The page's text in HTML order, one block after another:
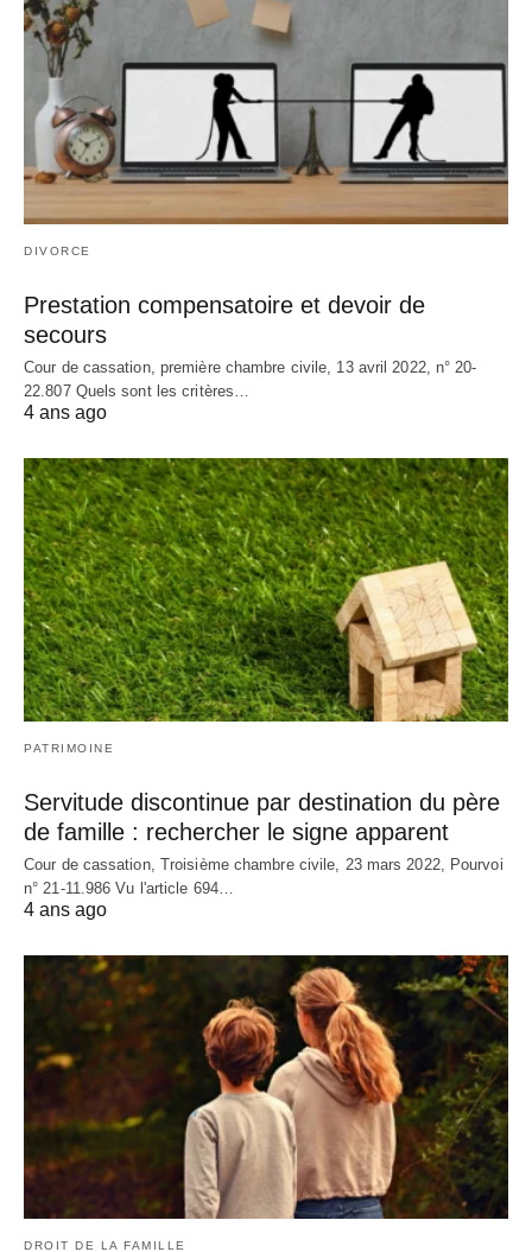
DIVORCE
Prestation compensatoire et devoir de
secours
Cour de cassation, première chambre civile, 13 avril 2022, n° 20-
22.807 Quels sont les critères…
4 ans ago
PATRIMOINE
Servitude discontinue par destination du père
de famille : rechercher le signe apparent
Cour de cassation, Troisième chambre civile, 23 mars 2022, Pourvoi
n° 21-11.986 Vu l'article 694…
4 ans ago
DROIT DE LA FAMILLE